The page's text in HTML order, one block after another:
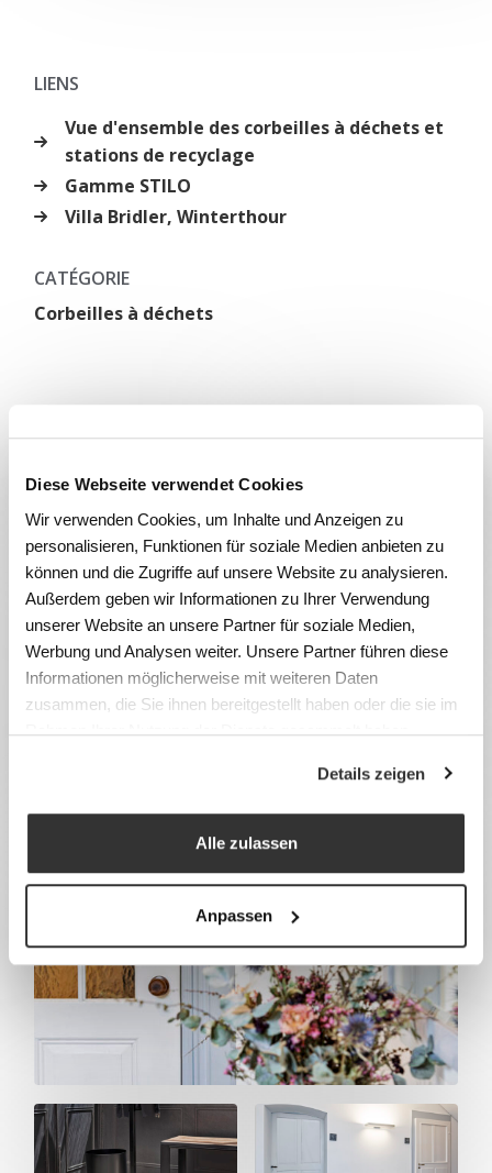
Diese Webseite verwendet Cookies
Wir verwenden Cookies, um Inhalte und Anzeigen zu
personalisieren, Funktionen für soziale Medien anbieten zu
können und die Zugriffe auf unsere Website zu analysieren.
Außerdem geben wir Informationen zu Ihrer Verwendung
unserer Website an unsere Partner für soziale Medien,
Werbung und Analysen weiter. Unsere Partner führen diese
Informationen möglicherweise mit weiteren Daten
zusammen, die Sie ihnen bereitgestellt haben oder die sie im
Rahmen Ihrer Nutzung der Dienste gesammelt haben.
Details zeigen
Alle zulassen
Anpassen
LIENS
Vue d'ensemble des corbeilles à déchets et
stations de recyclage
Gamme STILO
Villa Bridler, Winterthour
CATÉGORIE
Corbeilles à déchets